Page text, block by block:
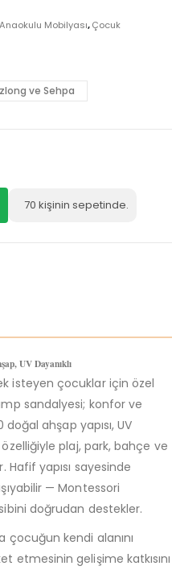
Anaokulu Mobilyası,Çocuk
ve Sehpa
70 kişinin sepetinde.
UV Dayanıklı
isteyen çocuklar için özel
sandalyesi; konfor ve
ahşap yapısı, UV
plaj, park, bahçe ve
Hafif yapısı sayesinde
— Montessori
doğrudan destekler.
çocuğun kendi alanını
etmesinin gelişime katkısını